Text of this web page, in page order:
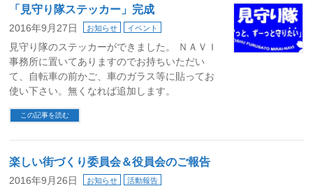
「見守り隊ステッカー」完成
2016年9月27日 お知らせ イベント
見守り隊のステッカーができました。 ＮＡＶＩ
事務所に置いてありますのでお持ちいただい
て、自転車の前かご、車のガラス等に貼ってお
使い下さい。無くなれば追加します。
この記事を読む
楽しい街づくり委員会＆役員会のご報告
2016年9月26日 お知らせ 活動報告